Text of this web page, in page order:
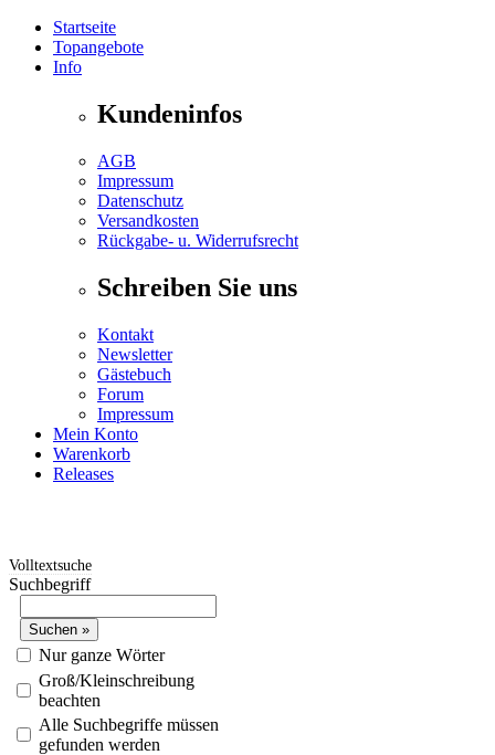
Startseite
Topangebote
Info
Kundeninfos
AGB
Impressum
Datenschutz
Versandkosten
Rückgabe- u. Widerrufsrecht
Schreiben Sie uns
Kontakt
Newsletter
Gästebuch
Forum
Impressum
Mein Konto
Warenkorb
Releases
Volltextsuche
Suchbegriff
Nur ganze Wörter
Groß/Kleinschreibung
beachten
Alle Suchbegriffe müssen
gefunden werden